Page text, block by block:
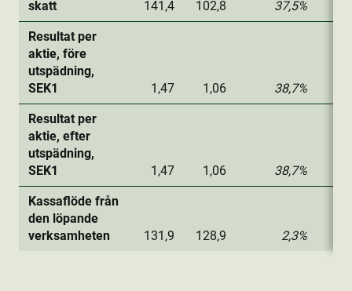
skatt
141,4 102,8 37,5%
Resultat per
aktie­, före
utspädning,
SEK1
1,47 1,06 38,7%
Resultat per
aktie­, efter
utspädning,
SEK1
1,47 1,06 38,7%
Kassaflöde från
den löpande
verksamheten
131,9 128,9 2,3%